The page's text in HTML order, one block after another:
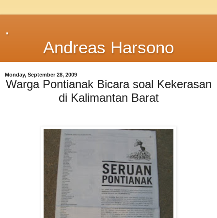
.
Andreas Harsono
Monday, September 28, 2009
Warga Pontianak Bicara soal Kekerasan
di Kalimantan Barat